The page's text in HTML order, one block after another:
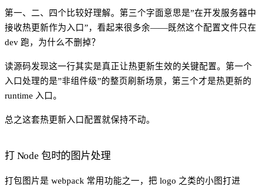
第一、二、四个比较好理解。第三个字面意思是”在开发服务器中
接收热更新作为入口”，看起来很多余——既然这个配置文件只在
dev 跑，为什么不删掉？
读源码发现这一行其实是真正让热更新生效的关键配置。第一个
入口处理的是”非组件级”的整页刷新场景，第三个才是热更新的
runtime 入口。
总之这套热更新入口配置就保持不动。
打 Node 包时的图片处理
打包图片是 webpack 常用功能之一，把 logo 之类的小图打进